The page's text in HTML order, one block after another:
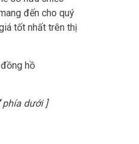
đến cho quý
tốt nhất trên thị
hồ
phía dưới ]